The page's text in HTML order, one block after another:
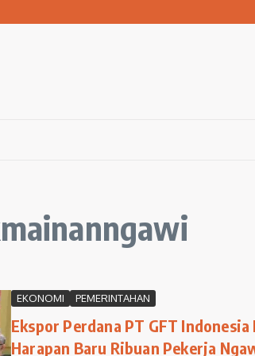
Agustus 2026
EKONOMI PEMERINTAHAN
Ekspor Perdana PT GFT
Harapan Baru Ribuan Pekerja